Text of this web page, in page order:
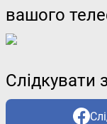
вашого
Слідкувати